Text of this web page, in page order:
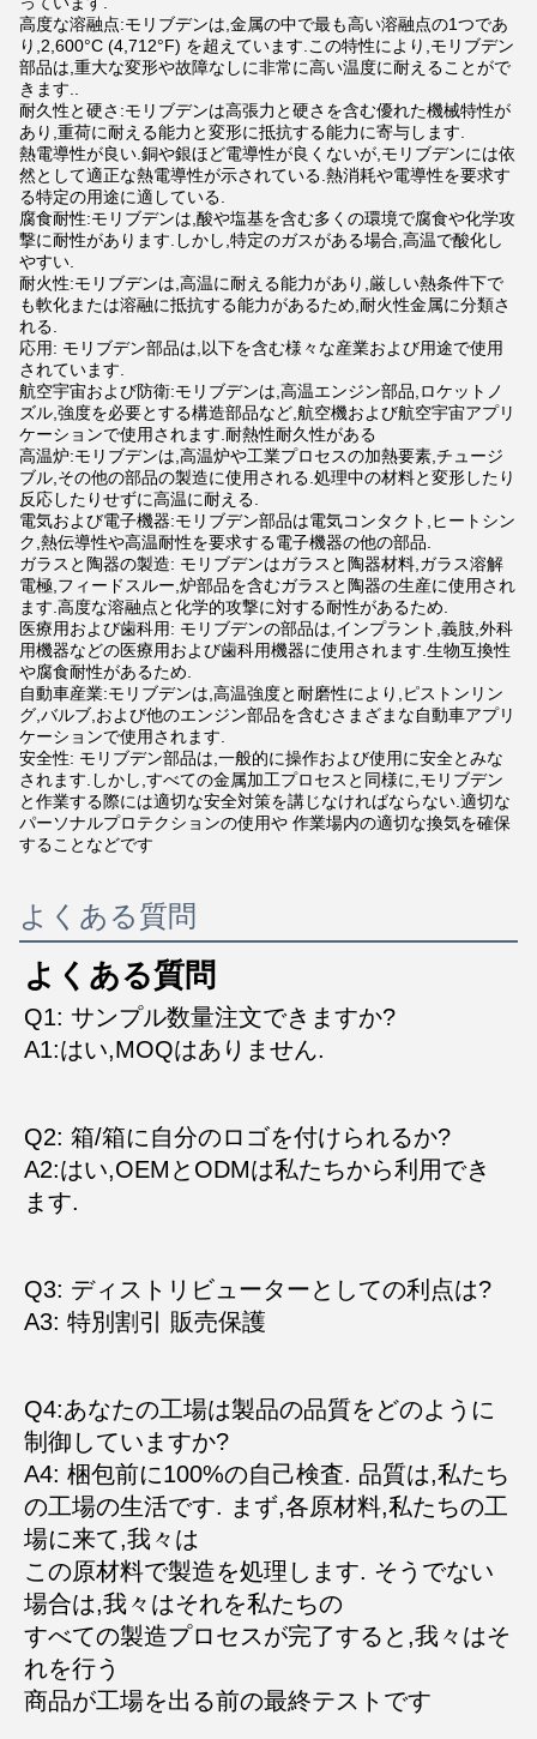
高度な溶融点:モリブデンは,金属の中で最も高い溶融点の1つであ
り,2,600°C (4,712°F) を超えています.この特性により,モリブデン
部品は,重大な変形や故障なしに非常に高い温度に耐えることがで
きます..
耐久性と硬さ:モリブデンは高張力と硬さを含む優れた機械特性が
あり,重荷に耐える能力と変形に抵抗する能力に寄与します.
熱電導性が良い.銅や銀ほど電導性が良くないが,モリブデンには依
然として適正な熱電導性が示されている.熱消耗や電導性を要求す
る特定の用途に適している.
腐食耐性:モリブデンは,酸や塩基を含む多くの環境で腐食や化学攻
撃に耐性があります.しかし,特定のガスがある場合,高温で酸化し
やすい.
耐火性:モリブデンは,高温に耐える能力があり,厳しい熱条件下で
も軟化または溶融に抵抗する能力があるため,耐火性金属に分類さ
れる.
応用: モリブデン部品は,以下を含む様々な産業および用途で使用
されています.
航空宇宙および防衛:モリブデンは,高温エンジン部品,ロケットノ
ズル,強度を必要とする構造部品など,航空機および航空宇宙アプリ
ケーションで使用されます.耐熱性耐久性がある
高温炉:モリブデンは,高温炉や工業プロセスの加熱要素,チュージ
ブル,その他の部品の製造に使用される.処理中の材料と変形したり
反応したりせずに高温に耐える.
電気および電子機器:モリブデン部品は電気コンタクト,ヒートシン
ク,熱伝導性や高温耐性を要求する電子機器の他の部品.
ガラスと陶器の製造: モリブデンはガラスと陶器材料,ガラス溶解
電極,フィードスルー,炉部品を含むガラスと陶器の生産に使用され
ます.高度な溶融点と化学的攻撃に対する耐性があるため.
医療用および歯科用: モリブデンの部品は,インプラント,義肢,外科
用機器などの医療用および歯科用機器に使用されます.生物互換性
や腐食耐性があるため.
自動車産業:モリブデンは,高温強度と耐磨性により,ピストンリン
グ,バルブ,および他のエンジン部品を含むさまざまな自動車アプリ
ケーションで使用されます.
安全性: モリブデン部品は,一般的に操作および使用に安全とみな
されます.しかし,すべての金属加工プロセスと同様に,モリブデン
と作業する際には適切な安全対策を講じなければならない.適切な
パーソナルプロテクションの使用や 作業場内の適切な換気を確保
することなどです
よくある質問
よくある質問
Q1: サンプル数量注文できますか?
A1:はい,MOQはありません.
Q2: 箱/箱に自分のロゴを付けられるか?
A2:はい,OEMとODMは私たちから利用でき
ます.
Q3: ディストリビューターとしての利点は?
A3: 特別割引 販売保護
Q4:あなたの工場は製品の品質をどのように
制御していますか?
A4: 梱包前に100%の自己検査. 品質は,私たち
の工場の生活です. まず,各原材料,私たちの工
場に来て,我々は
この原材料で製造を処理します. そうでない
場合は,我々はそれを私たちの
すべての製造プロセスが完了すると,我々はそ
れを行う
商品が工場を出る前の最終テストです